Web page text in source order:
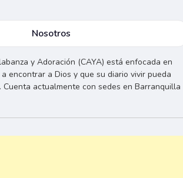
Nosotros
y Adoración (CAYA) está enfocada en
encontrar a Dios y que su diario vivir pueda
Cuenta actualmente con sedes en Barranquilla